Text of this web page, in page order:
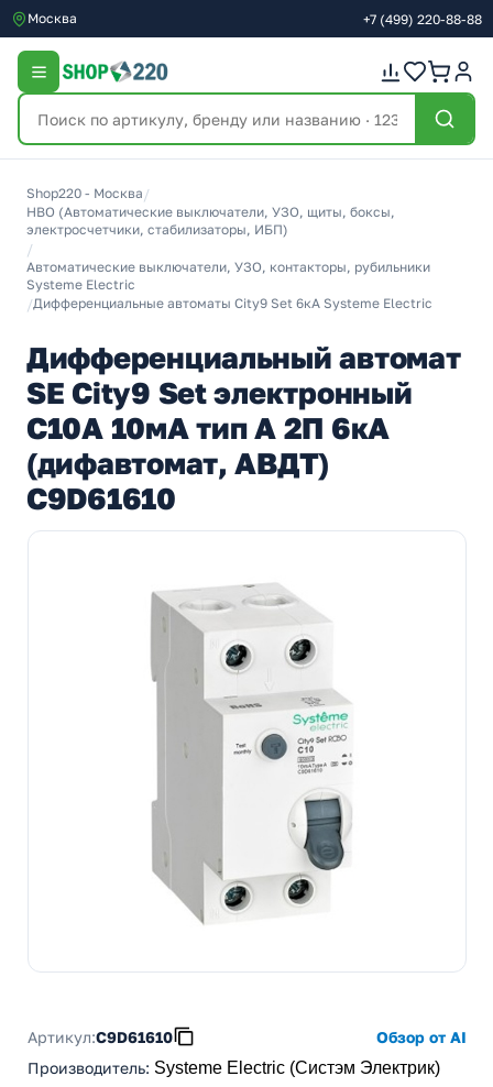
Москва +7 (499) 220-88-88
Shop220 - Москва /
НВО (Автоматические выключатели, УЗО, щиты, боксы,
электросчетчики, стабилизаторы, ИБП)
/
Автоматические выключатели, УЗО, контакторы, рубильники
Systeme Electric
/Дифференциальные автоматы City9 Set 6кА Systeme Electric
Дифференциальный автомат
SE City9 Set электронный
C10А 10мА тип А 2П 6кА
(дифавтомат, АВДТ)
C9D61610
Артикул:C9D61610
Обзор от AI
Производитель: Systeme Electric (Систэм Электрик)